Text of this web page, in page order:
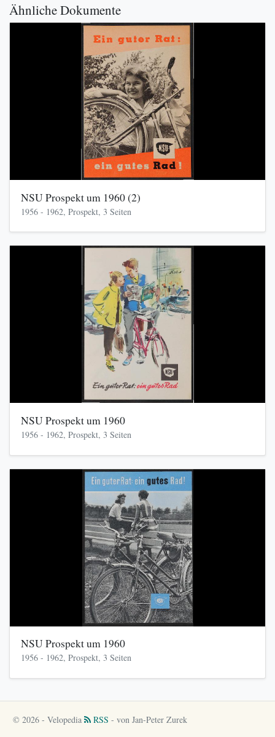
Ähnliche Dokumente
NSU Prospekt um 1960 (2)
1956 - 1962, Prospekt, 3 Seiten
NSU Prospekt um 1960
1956 - 1962, Prospekt, 3 Seiten
NSU Prospekt um 1960
1956 - 1962, Prospekt, 3 Seiten
© 2026 - Velopedia RSS - von Jan-Peter Zurek